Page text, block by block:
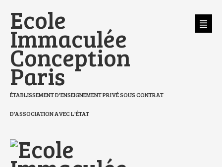
contenu.
à
la
navigation
Ecole
Immaculée
Conception
Paris
ÉTABLISSEMENT D'ENSEIGNEMENT PRIVÉ SOUS CONTRAT
D'ASSOCIATION AVEC L'ÉTAT